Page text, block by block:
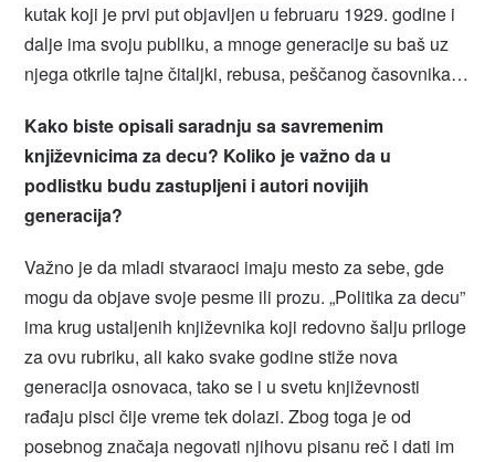
kutak koji je prvi put objavljen u februaru 1929. godine i
dalje ima svoju publiku, a mnoge generacije su baš uz
njega otkrile tajne čitaljki, rebusa, peščanog časovnika…
Kako biste opisali saradnju sa savremenim
književnicima za decu? Koliko je važno da u
podlistku budu zastupljeni i autori novijih
generacija?
Važno je da mladi stvaraoci imaju mesto za sebe, gde
mogu da objave svoje pesme ili prozu. „Politika za decu”
ima krug ustaljenih književnika koji redovno šalju priloge
za ovu rubriku, ali kako svake godine stiže nova
generacija osnovaca, tako se i u svetu književnosti
rađaju pisci čije vreme tek dolazi. Zbog toga je od
posebnog značaja negovati njihovu pisanu reč i dati im